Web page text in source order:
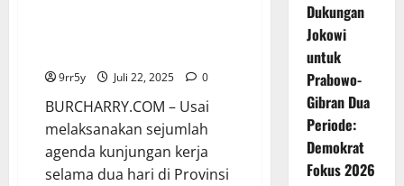
9rr5y Juli 22, 2025 0
BURCHARRY.COM – Usai
melaksanakan sejumlah
agenda kunjungan kerja
selama dua hari di Provinsi
Dukungan
Jokowi
untuk
Prabowo-
Gibran Dua
Periode:
Demokrat
Fokus 2026